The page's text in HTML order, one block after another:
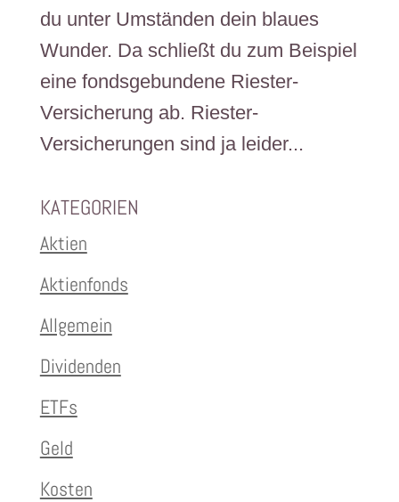
du unter Umständen dein blaues
Wunder. Da schließt du zum Beispiel
eine fondsgebundene Riester-
Versicherung ab. Riester-
Versicherungen sind ja leider...
KATEGORIEN
Aktien
Aktienfonds
Allgemein
Dividenden
ETFs
Geld
Kosten